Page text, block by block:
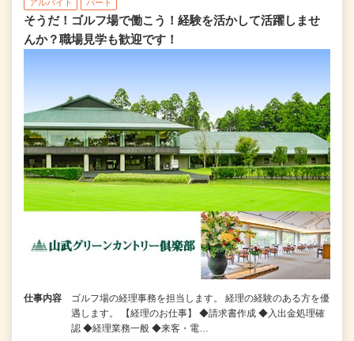
アルバイト パート
そうだ！ゴルフ場で働こう！経験を活かして活躍しませ
んか？職場見学も歓迎です！
仕事内容
ゴルフ場の経理事務を担当します。 経理の経験のある方を優
遇します。 【経理のお仕事】 ◆請求書作成 ◆入出金処理確
認 ◆経理業務一般 ◆来客・電…